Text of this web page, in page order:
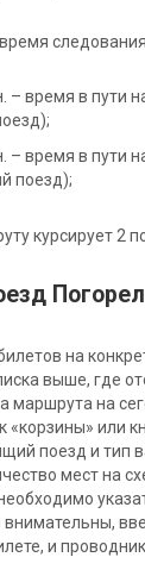
– время в пути
– время в пути
поезд);
курсирует 2
на
выше, где
маршрута на
«корзины» или
поезд и тип
мест на
внимательны,
и